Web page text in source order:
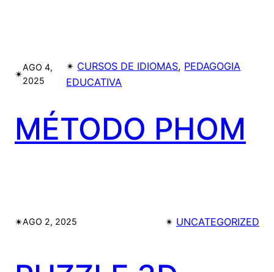
✴︎
AGO 4,
2025
✴︎ CURSOS DE IDIOMAS, PEDAGOGIA
EDUCATIVA
MÉTODO PHOM
✴︎AGO 2, 2025 ✴︎ UNCATEGORIZED